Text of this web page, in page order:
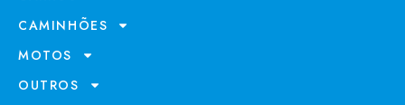
CAMINHÕES
MOTOS
OUTROS